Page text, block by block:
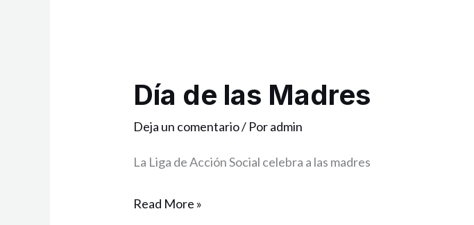
Día de las Madres
Deja un comentario/ Poradmin
La Liga de Acción Social celebra a las madres
Día
las
Madres
Read More »